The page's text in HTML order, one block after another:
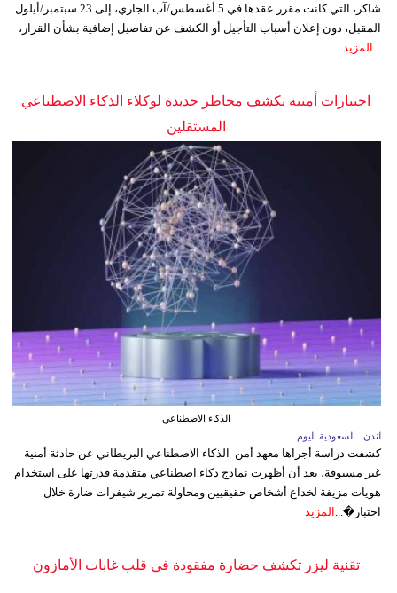
شاكر، التي كانت مقرر عقدها في 5 أغسطس/آب الجاري، إلى 23 سبتمبر/أيلول
المقبل، دون إعلان أسباب التأجيل أو الكشف عن تفاصيل إضافية بشأن القرار،
المزيد
اختبارات أمنية تكشف مخاطر جديدة لوكلاء الذكاء الاصطناعي
المستقلين
الذكاء الاصطناعي
لندن ـ السعودية اليوم
كشفت دراسة أجراها معهد أمن الذكاء الاصطناعي البريطاني عن حادثة أمنية
غير مسبوقة، بعد أن أظهرت نماذج ذكاء اصطناعي متقدمة قدرتها على استخدام
هويات مزيفة لخداع أشخاص حقيقيين ومحاولة تمرير شيفرات ضارة خلال
اختبار�... المزيد
تقنية ليزر تكشف حضارة مفقودة في قلب غابات الأمازون